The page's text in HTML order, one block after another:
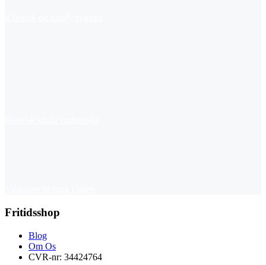
Fritidsshop
Blog
Om Os
CVR-nr: 34424764